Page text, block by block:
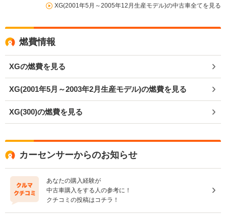
XG(2001年5月～2005年12月生産モデル)の中古車全てを見る
燃費情報
XGの燃費を見る
XG(2001年5月～2003年2月生産モデル)の燃費を見る
XG(300)の燃費を見る
カーセンサーからのお知らせ
あなたの購入経験が
中古車購入をする人の参考に！
クチコミの投稿はコチラ！